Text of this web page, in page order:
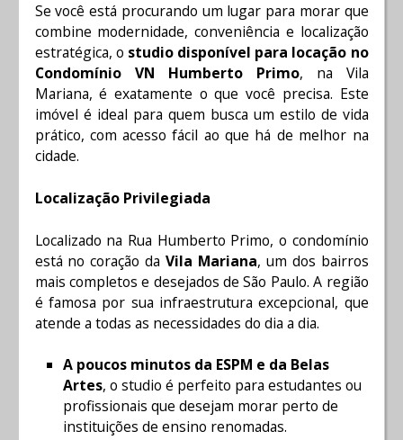
Se você está procurando um lugar para morar que
combine modernidade, conveniência e localização
estratégica, o studio disponível para locação no
Condomínio VN Humberto Primo, na Vila
Mariana, é exatamente o que você precisa. Este
imóvel é ideal para quem busca um estilo de vida
prático, com acesso fácil ao que há de melhor na
cidade.
Localização Privilegiada
Localizado na Rua Humberto Primo, o condomínio
está no coração da Vila Mariana, um dos bairros
mais completos e desejados de São Paulo. A região
é famosa por sua infraestrutura excepcional, que
atende a todas as necessidades do dia a dia.
A poucos minutos da ESPM e da Belas
Artes, o studio é perfeito para estudantes ou
profissionais que desejam morar perto de
instituições de ensino renomadas.